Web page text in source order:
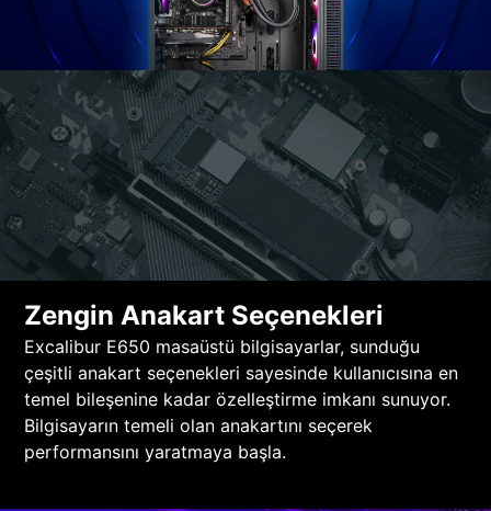
Zengin Anakart Seçenekleri
Excalibur E650 masaüstü bilgisayarlar, sunduğu
çeşitli anakart seçenekleri sayesinde kullanıcısına en
temel bileşenine kadar özelleştirme imkanı sunuyor.
Bilgisayarın temeli olan anakartını seçerek
performansını yaratmaya başla.